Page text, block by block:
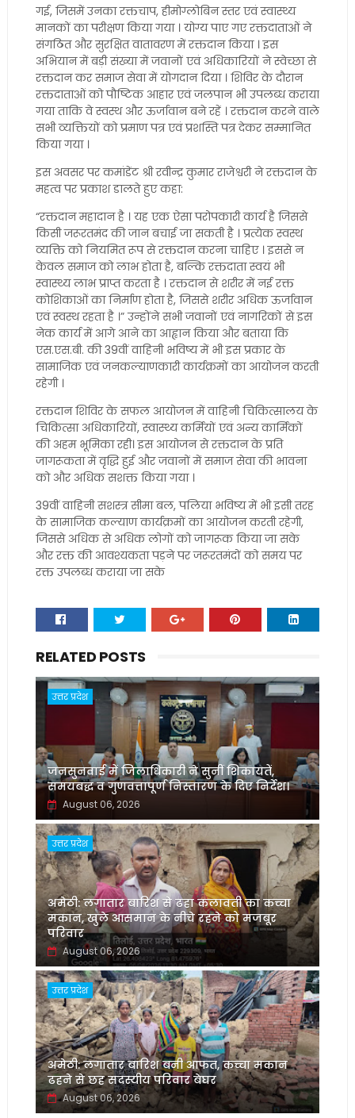
गई, जिसमें उनका रक्तचाप, हीमोग्लोबिन स्तर एवं स्वास्थ्य
मानकों का परीक्षण किया गया । योग्य पाए गए रक्तदाताओं ने
संगठित और सुरक्षित वातावरण में रक्तदान किया । इस
अभियान में बड़ी संख्या में जवानों एवं अधिकारियों ने स्वेच्छा से
रक्तदान कर समाज सेवा में योगदान दिया । शिविर के दौरान
रक्तदाताओं को पौष्टिक आहार एवं जलपान भी उपलब्ध कराया
गया ताकि वे स्वस्थ और ऊर्जावान बने रहें । रक्तदान करने वाले
सभी व्यक्तियों को प्रमाण पत्र एवं प्रशस्ति पत्र देकर सम्मानित
किया गया ।
इस अवसर पर कमांडेंट श्री रवीन्द्र कुमार राजेश्वरी ने रक्तदान के
महत्व पर प्रकाश डालते हुए कहा:
“रक्तदान महादान है । यह एक ऐसा परोपकारी कार्य है जिससे
किसी जरूरतमंद की जान बचाई जा सकती है । प्रत्येक स्वस्थ
व्यक्ति को नियमित रूप से रक्तदान करना चाहिए । इससे न
केवल समाज को लाभ होता है, बल्कि रक्तदाता स्वयं भी
स्वास्थ्य लाभ प्राप्त करता है । रक्तदान से शरीर में नई रक्त
कोशिकाओं का निर्माण होता है, जिससे शरीर अधिक ऊर्जावान
एवं स्वस्थ रहता है ।” उन्होंने सभी जवानों एवं नागरिकों से इस
नेक कार्य में आगे आने का आह्वान किया और बताया कि
एस.एस.बी. की 39वीं वाहिनी भविष्य में भी इस प्रकार के
सामाजिक एवं जनकल्याणकारी कार्यक्रमों का आयोजन करती
रहेगी ।
रक्तदान शिविर के सफल आयोजन में वाहिनी चिकित्सालय के
चिकित्सा अधिकारियों, स्वास्थ्य कर्मियों एवं अन्य कार्मिकों
की अहम भूमिका रही। इस आयोजन से रक्तदान के प्रति
जागरूकता में वृद्धि हुई और जवानों में समाज सेवा की भावना
को और अधिक सशक्त किया गया ।
39वीं वाहिनी सशस्त्र सीमा बल, पलिया भविष्य में भी इसी तरह
के सामाजिक कल्याण कार्यक्रमों का आयोजन करती रहेगी,
जिससे अधिक से अधिक लोगों को जागरूक किया जा सके
और रक्त की आवश्यकता पड़ने पर जरूरतमंदों को समय पर
रक्त उपलब्ध कराया जा सके
RELATED POSTS
उत्तर प्रदेश
जनसुनवाई में जिलाधिकारी ने सुनीं शिकायतें,
समयबद्ध व गुणवत्तापूर्ण निस्तारण के दिए निर्देश।
August 06, 2026
उत्तर प्रदेश
अमेठी: लगातार बारिश से ढहा कलावती का कच्चा
मकान, खुले आसमान के नीचे रहने को मजबूर
परिवार
August 06, 2026
उत्तर प्रदेश
अमेठी: लगातार बारिश बनी आफत, कच्चा मकान
ढहने से छह सदस्यीय परिवार बेघर
August 06, 2026